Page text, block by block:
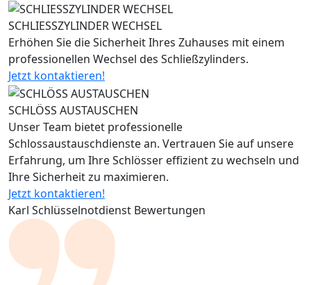
SCHLIESSZYLINDER WECHSEL
Erhöhen Sie die Sicherheit Ihres Zuhauses mit einem
professionellen Wechsel des Schließzylinders.
Jetzt kontaktieren!
SCHLÖSS AUSTAUSCHEN
Unser Team bietet professionelle
Schlossaustauschdienste an. Vertrauen Sie auf unsere
Erfahrung, um Ihre Schlösser effizient zu wechseln und
Ihre Sicherheit zu maximieren.
Jetzt kontaktieren!
Karl Schlüsselnotdienst Bewertungen